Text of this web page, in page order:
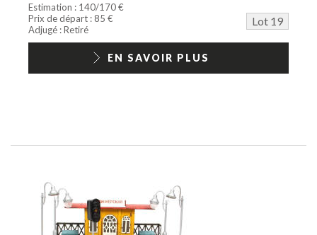
Estimation : 140/170 €
Prix de départ : 85 €
Lot 19
Adjugé : Retiré
EN SAVOIR PLUS